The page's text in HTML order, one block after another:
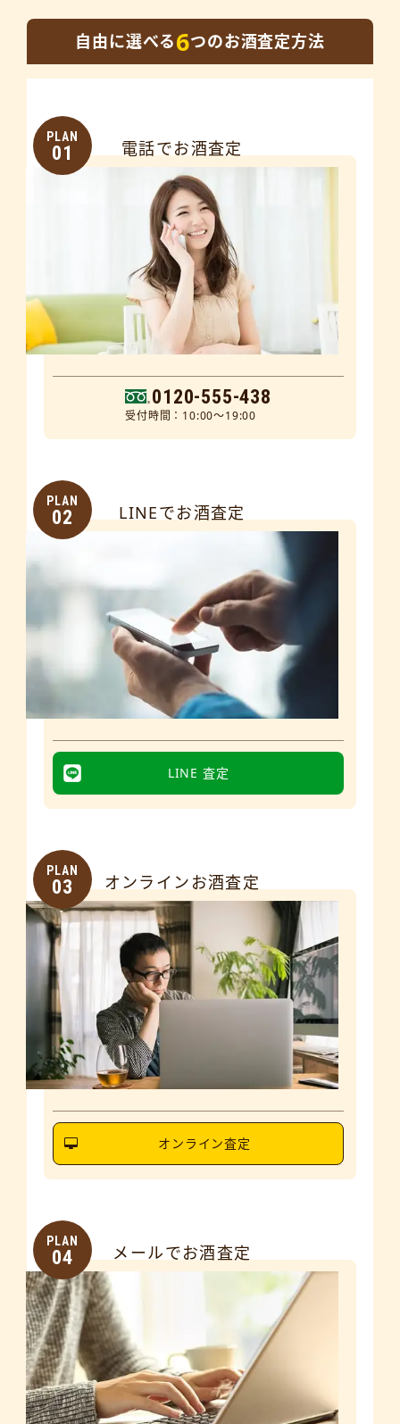
自由に選べる6つのお酒査定方法
PLAN
01 電話でお酒査定
0120-555-438
受付時間：10:00～19:00
PLAN
02 LINEでお酒査定
LINE 査定
PLAN
03 オンラインお酒査定
オンライン査定
PLAN
04 メールでお酒査定